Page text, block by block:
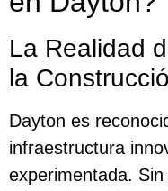
La Realidad
la
Dayton es
infraestructura
experimentada.